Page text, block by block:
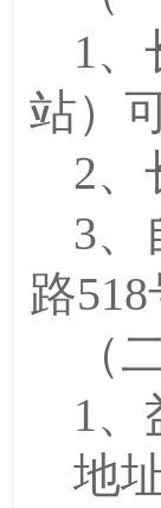
1
站）
2、
3、
路518
（
1
地